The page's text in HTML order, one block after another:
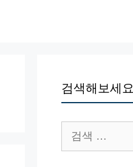
검색해보세요
색: